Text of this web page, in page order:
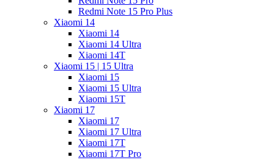
Redmi Note 15 Pro Plus
Xiaomi 14
Xiaomi 14
Xiaomi 14 Ultra
Xiaomi 14T
Xiaomi 15 | 15 Ultra
Xiaomi 15
Xiaomi 15 Ultra
Xiaomi 15T
Xiaomi 17
Xiaomi 17
Xiaomi 17 Ultra
Xiaomi 17T
Xiaomi 17T Pro